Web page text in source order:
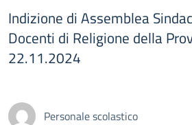
Indizione di Assemblea
Docenti di Religione della
22.11.2024
Personale scolastico